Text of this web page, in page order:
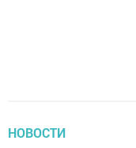
НОВОСТИ